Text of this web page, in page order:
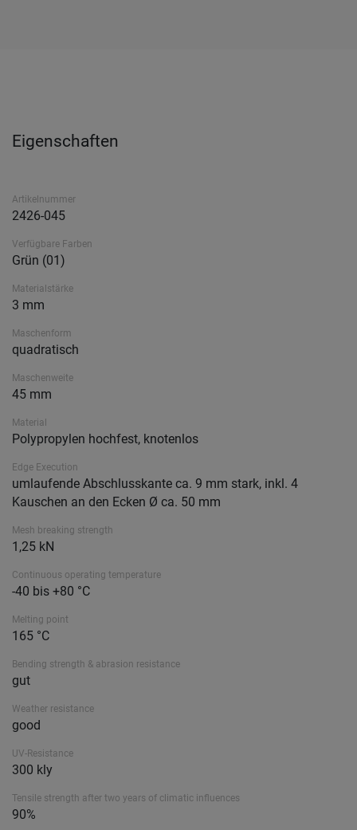
Eigenschaften
Artikelnummer
2426-045
Verfügbare Farben
Grün (01)
Materialstärke
3 mm
Maschenform
quadratisch
Maschenweite
45 mm
Material
Polypropylen hochfest, knotenlos
Edge Execution
umlaufende Abschlusskante ca. 9 mm stark, inkl. 4
Kauschen an den Ecken Ø ca. 50 mm
Mesh breaking strength
1,25 kN
Continuous operating temperature
-40 bis +80 °C
Melting point
165 °C
Bending strength & abrasion resistance
gut
Weather resistance
good
UV-Resistance
300 kly
Tensile strength after two years of climatic influences
90%